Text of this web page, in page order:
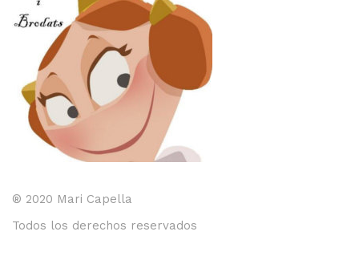
® 2020 Mari Capella
Todos los derechos reservados